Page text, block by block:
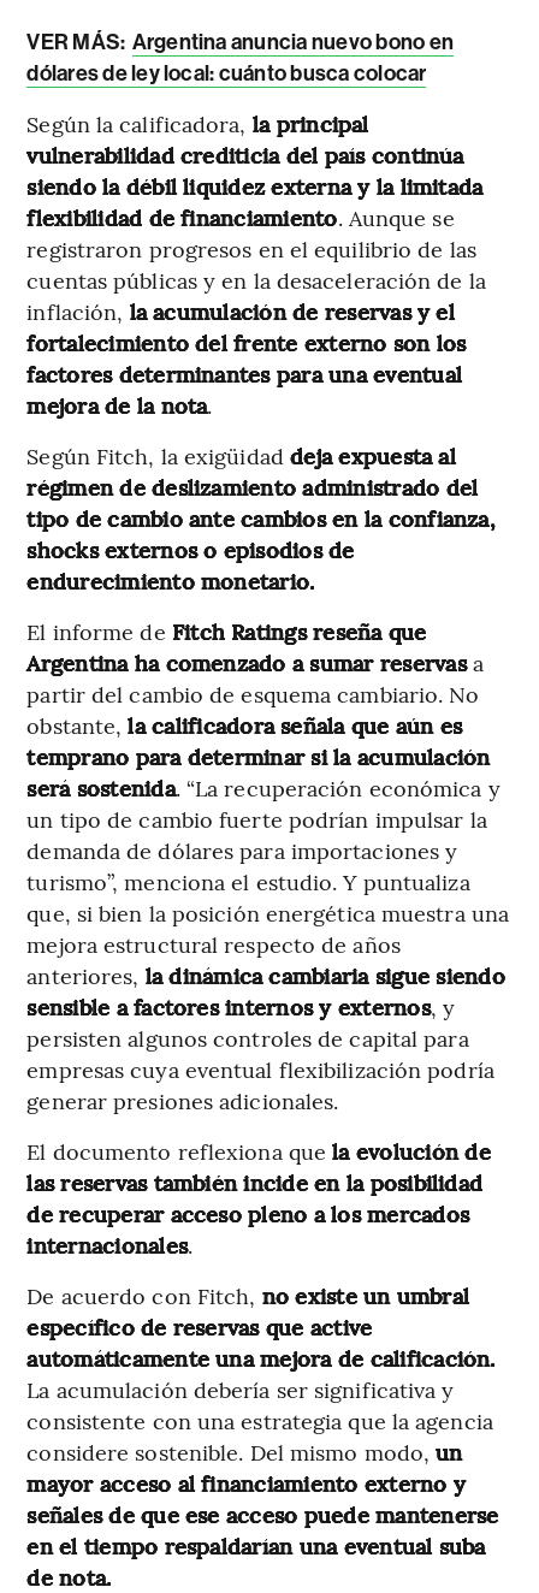
VER MÁS: Argentina anuncia nuevo bono en
dólares de ley local: cuánto busca colocar
Según la calificadora, la principal
vulnerabilidad crediticia del país continúa
siendo la débil liquidez externa y la limitada
flexibilidad de financiamiento. Aunque se
registraron progresos en el equilibrio de las
cuentas públicas y en la desaceleración de la
inflación, la acumulación de reservas y el
fortalecimiento del frente externo son los
factores determinantes para una eventual
mejora de la nota.
Según Fitch, la exigüidad deja expuesta al
régimen de deslizamiento administrado del
tipo de cambio ante cambios en la confianza,
shocks externos o episodios de
endurecimiento monetario.
El informe de Fitch Ratings reseña que
Argentina ha comenzado a sumar reservasa
partir del cambio de esquema cambiario. No
obstante,la calificadora señala que aún es
temprano para determinar si la acumulación
será sostenida. “La recuperación económica y
un tipo de cambio fuerte podrían impulsar la
demanda de dólares para importaciones y
turismo”, menciona el estudio. Y puntualiza
que, si bien la posición energética muestra una
mejora estructural respecto de años
anteriores, la dinámica cambiaria sigue siendo
sensible a factores internos y externos, y
persisten algunos controles de capital para
empresas cuya eventual flexibilización podría
generar presiones adicionales.
El documento reflexiona quela evolución de
las reservas también incide en la posibilidad
de recuperar acceso pleno a los mercados
internacionales.
De acuerdo con Fitch, no existe un umbral
específico de reservas que active
automáticamente una mejora de calificación.
La acumulación debería ser significativa y
consistente con una estrategia que la agencia
considere sostenible. Del mismo modo,un
mayor acceso al financiamiento externo y
señales de que ese acceso puede mantenerse
en el tiempo respaldarían una eventual suba
de nota.